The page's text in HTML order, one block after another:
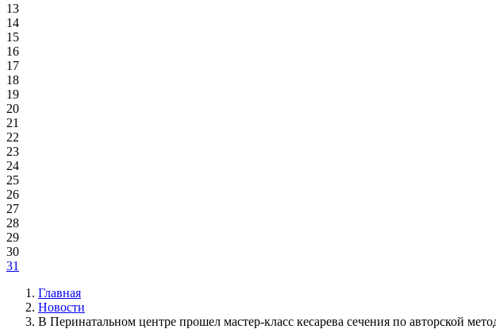
13
14
15
16
17
18
19
20
21
22
23
24
25
26
27
28
29
30
31
Главная
Новости
В Перинатальном центре прошел мастер-класс кесарева сечения по авторской